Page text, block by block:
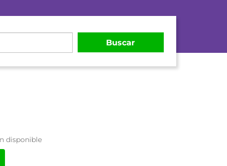
Buscar
disponible